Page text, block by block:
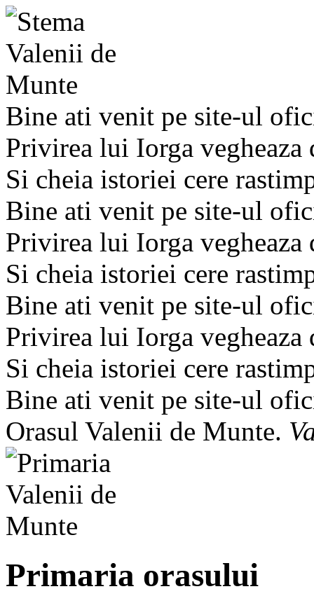
Bine ati venit pe site-ul
Privirea lui Iorga
Si cheia istoriei cere
Bine ati venit pe site-ul
Privirea lui Iorga
Si cheia istoriei cere
Bine ati venit pe site-ul
Privirea lui Iorga
Si cheia istoriei cere
Bine ati venit pe site-ul
Orasul Valenii de Munte.
Primaria orasului